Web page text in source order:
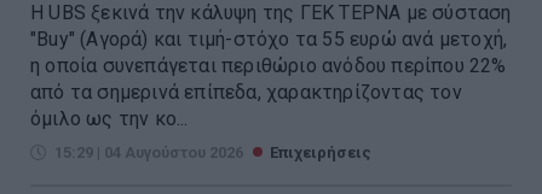
Η UBS ξεκινά την κάλυψη της ΓΕΚ ΤΕΡΝΑ με σύσταση
"Buy" (Αγορά) και τιμή-στόχο τα 55 ευρώ ανά μετοχή,
η οποία συνεπάγεται περιθώριο ανόδου περίπου 22%
από τα σημερινά επίπεδα, χαρακτηρίζοντας τον
όμιλο ως την κο...
15:29 | 04 Αυγούστου 2026 Επιχειρήσεις